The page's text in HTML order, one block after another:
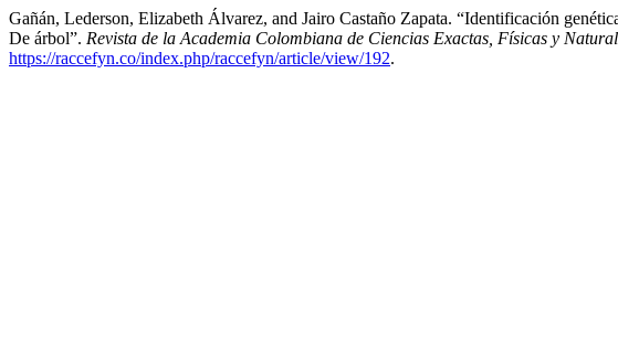
Gañán, Lederson, Elizabeth Álvarez, and Jairo Castaño Zapata. “Identificación
De árbol”. Revista de la Academia Colombiana de Ciencias Exactas, Físicas y
https://raccefyn.co/index.php/raccefyn/article/view/192.